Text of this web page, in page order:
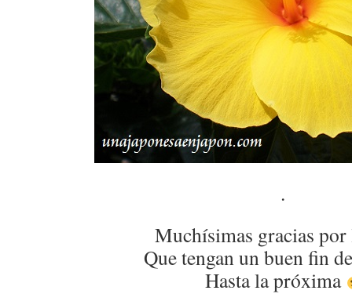
.
Muchísimas gracias por
Que tengan un buen fin
Hasta la próxima